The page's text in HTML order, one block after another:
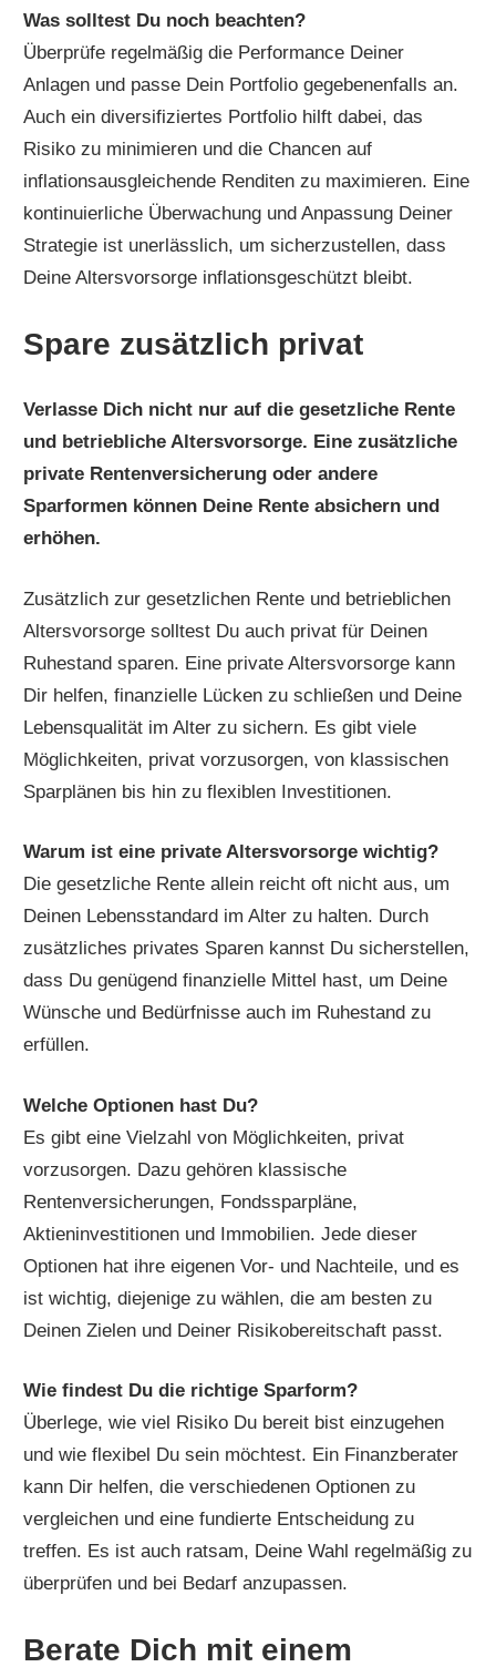
Was solltest Du noch beachten?
Überprüfe regelmäßig die Performance Deiner
Anlagen und passe Dein Portfolio gegebenenfalls an.
Auch ein diversifiziertes Portfolio hilft dabei, das
Risiko zu minimieren und die Chancen auf
inflationsausgleichende Renditen zu maximieren. Eine
kontinuierliche Überwachung und Anpassung Deiner
Strategie ist unerlässlich, um sicherzustellen, dass
Deine Altersvorsorge inflationsgeschützt bleibt.
Spare zusätzlich privat
Verlasse Dich nicht nur auf die gesetzliche Rente
und betriebliche Altersvorsorge. Eine zusätzliche
private Rentenversicherung oder andere
Sparformen können Deine Rente absichern und
erhöhen.
Zusätzlich zur gesetzlichen Rente und betrieblichen
Altersvorsorge solltest Du auch privat für Deinen
Ruhestand sparen. Eine private Altersvorsorge kann
Dir helfen, finanzielle Lücken zu schließen und Deine
Lebensqualität im Alter zu sichern. Es gibt viele
Möglichkeiten, privat vorzusorgen, von klassischen
Sparplänen bis hin zu flexiblen Investitionen.
Warum ist eine private Altersvorsorge wichtig?
Die gesetzliche Rente allein reicht oft nicht aus, um
Deinen Lebensstandard im Alter zu halten. Durch
zusätzliches privates Sparen kannst Du sicherstellen,
dass Du genügend finanzielle Mittel hast, um Deine
Wünsche und Bedürfnisse auch im Ruhestand zu
erfüllen.
Welche Optionen hast Du?
Es gibt eine Vielzahl von Möglichkeiten, privat
vorzusorgen. Dazu gehören klassische
Rentenversicherungen, Fondssparpläne,
Aktieninvestitionen und Immobilien. Jede dieser
Optionen hat ihre eigenen Vor- und Nachteile, und es
ist wichtig, diejenige zu wählen, die am besten zu
Deinen Zielen und Deiner Risikobereitschaft passt.
Wie findest Du die richtige Sparform?
Überlege, wie viel Risiko Du bereit bist einzugehen
und wie flexibel Du sein möchtest. Ein Finanzberater
kann Dir helfen, die verschiedenen Optionen zu
vergleichen und eine fundierte Entscheidung zu
treffen. Es ist auch ratsam, Deine Wahl regelmäßig zu
überprüfen und bei Bedarf anzupassen.
Berate Dich mit einem